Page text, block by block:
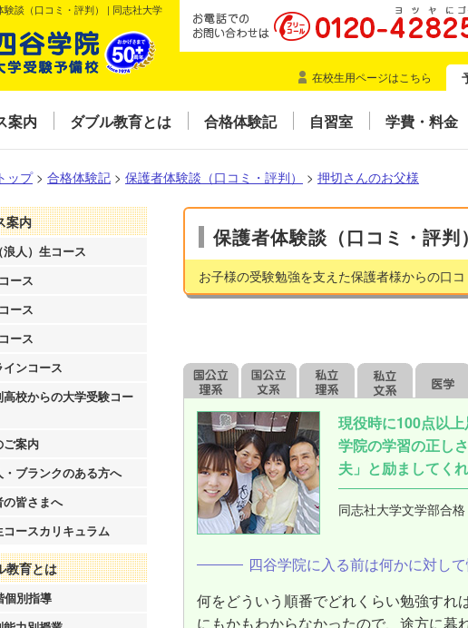
験談（口コミ・評判） | 同志社大学
在校生用ページはこちら
案内 ダブル教育とは 合格体験記 自習室 学費・料金
ップ > 合格体験記 > 保護者体験談（口コミ・評判） > 押切さんのお父様
案内
人）生コース
ース
ース
ース
ンコース
高校からの大学受験コー
ご案内
・ブランクのある方へ
の皆さまへ
コースカリキュラム
教育とは
個別指導
保護者体験談（口コミ・評判）
お子様の受験勉強を支えた保護者様からの口
現役時に100点以
学院の学習の正し
夫」と励ましてく
同志社大学文学部合格
四谷学院に入る前は何かに対し
何をどういう順番でどれくらい勉強すれ
にもかもわからなかったので、途方に暮